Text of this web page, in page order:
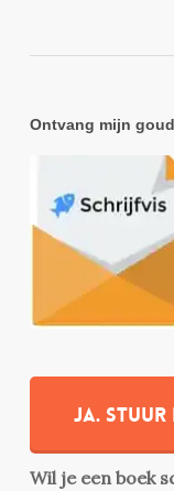
Ontvang mijn
Ja.
Wil je een boek